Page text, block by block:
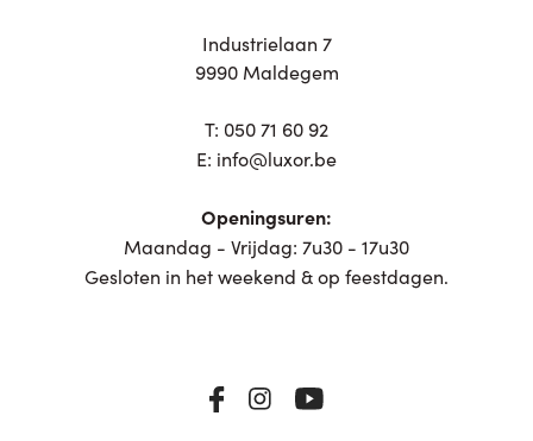
Industrielaan 7
9990 Maldegem
T: 050 71 60 92
E: info@luxor.be
Openingsuren:
Maandag - Vrijdag: 7u30 - 17u30
Gesloten in het weekend & op feestdagen.